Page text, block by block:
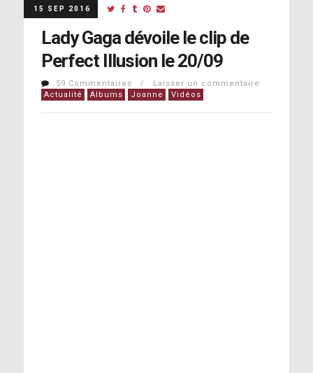
15 SEP 2016
Lady Gaga dévoile le clip de
Perfect Illusion le 20/09
59 Commentaires / Laisser un commentaire
Actualité
Albums Joanne Vidéos